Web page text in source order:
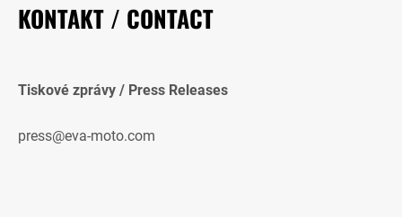
KONTAKT / CONTACT
Tiskové zprávy / Press Releases
press@eva-moto.com